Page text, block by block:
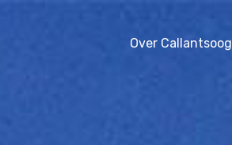
Over Callantsoog